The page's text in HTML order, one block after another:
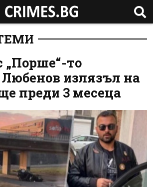
„Порше“-то
излязъл на
преди 3 месеца